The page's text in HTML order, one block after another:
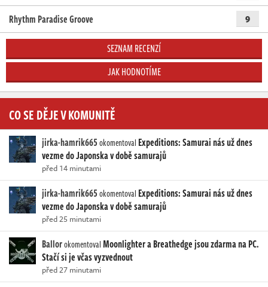
Rhythm Paradise Groove 9
SEZNAM RECENZÍ
JAK HODNOTÍME
CO SE DĚJE V KOMUNITĚ
jirka-hamrik665okomentoval Expeditions: Samurai nás už dnes
vezme do Japonska v době samurajů
před 14 minutami
jirka-hamrik665okomentoval Expeditions: Samurai nás už dnes
vezme do Japonska v době samurajů
před 25 minutami
BallorokomentovalMoonlighter a Breathedge jsou zdarma na PC.
Stačí si je včas vyzvednout
před 27 minutami